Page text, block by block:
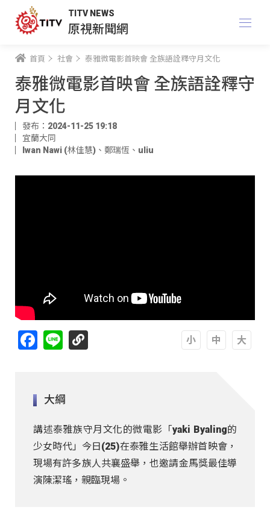
TITV NEWS
原視新聞網
首頁 社會 泰雅微電影首映會 全族語詮釋守月文化
泰雅微電影首映會 全族語詮釋守
月文化
發布：2024-11-25 19:18
宜蘭大同
Iwan Nawi (林佳慧) 、 鄭瑞恆 、 uliu
Facebook
Line
大綱
講述泰雅族守月文化的微電影「yaki Byaling的
少女時代」今日(25)在泰雅生活館舉辦首映會，
現場有許多族人共襄盛舉，也邀請金馬獎最佳導
演陳潔瑤，親臨現場。